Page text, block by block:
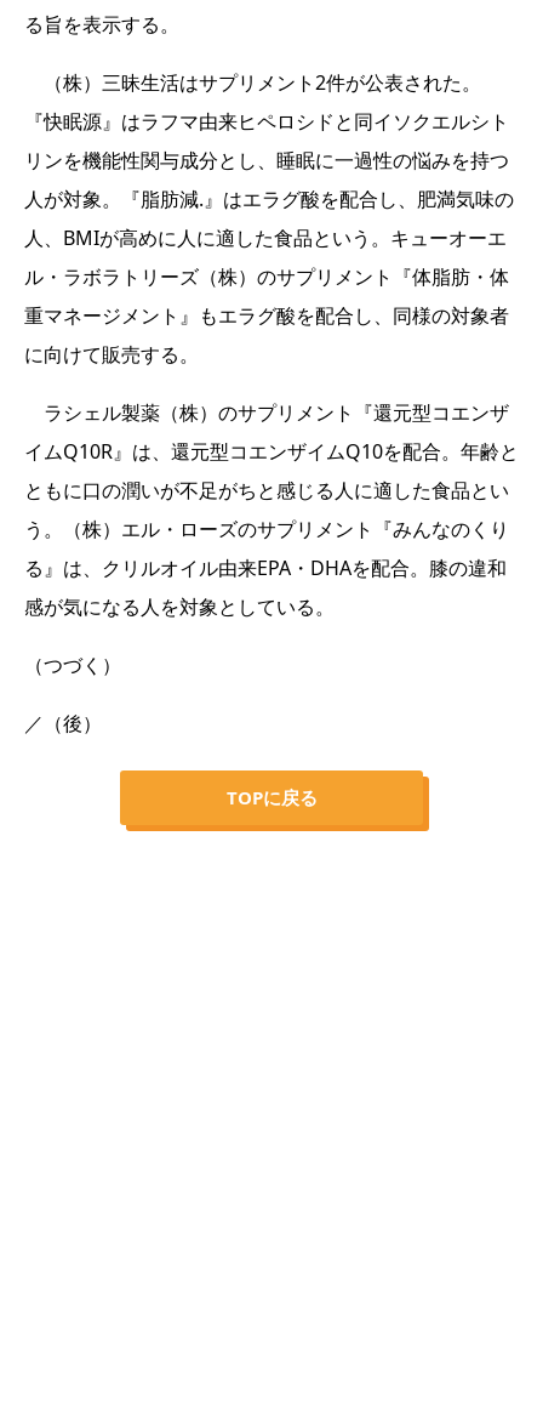
る旨を表示する。
（株）三昧生活はサプリメント2件が公表された。
『快眠源』はラフマ由来ヒペロシドと同イソクエルシト
リンを機能性関与成分とし、睡眠に一過性の悩みを持つ
人が対象。『脂肪減.』はエラグ酸を配合し、肥満気味の
人、BMIが高めに人に適した食品という。キューオーエ
ル・ラボラトリーズ（株）のサプリメント『体脂肪・体
重マネージメント』もエラグ酸を配合し、同様の対象者
に向けて販売する。
ラシェル製薬（株）のサプリメント『還元型コエンザ
イムQ10R』は、還元型コエンザイムQ10を配合。年齢と
ともに口の潤いが不足がちと感じる人に適した食品とい
う。（株）エル・ローズのサプリメント『みんなのくり
る』は、クリルオイル由来EPA・DHAを配合。膝の違和
感が気になる人を対象としている。
（つづく）
／（後）
TOPに戻る